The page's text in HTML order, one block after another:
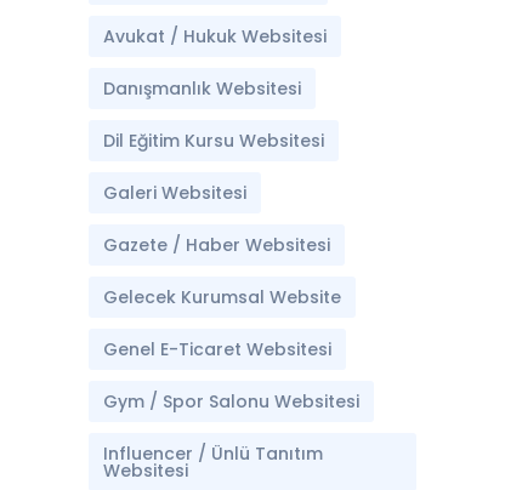
Avukat / Hukuk Websitesi
Danışmanlık Websitesi
Dil Eğitim Kursu Websitesi
Galeri Websitesi
Gazete / Haber Websitesi
Gelecek Kurumsal Website
Genel E-Ticaret Websitesi
Gym / Spor Salonu Websitesi
Influencer / Ünlü Tanıtım
Websitesi